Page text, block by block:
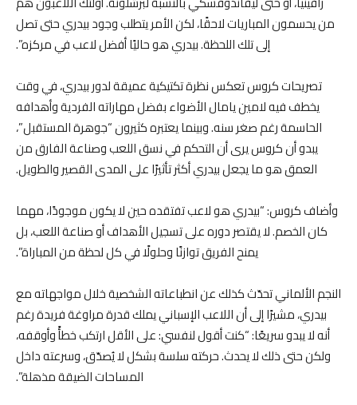
من يحسمون المباريات لاحقًا، لكن الأمر يتطلب وجود بيدري حتى تصل
إلى تلك اللحظة. بيدري هو حاليًا أفضل لاعب في مركزه”.
تصريحات كروس تعكس نظرة تكتيكية عميقة لدور بيدري، في وقت
يخطف فيه لامين يامال الأضواء بفضل مهاراته الفردية وأهدافه
الحاسمة رغم صغر سنه. وبينما يعتبره كثيرون “جوهرة المستقبل”،
يبدو أن كروس يرى أن التحكم في نسق اللعب وصناعة الفارق من
العمق هو ما يجعل بيدري أكثر تأثيرًا على المدى القصير والطويل.
وأضاف كروس: “بيدري هو لاعب تفتقده حين لا يكون موجودًا، مهما
كان الخصم. لا يقتصر دوره على تسجيل الأهداف أو صناعة اللعب، بل
يمنح الفريق توازنًا وحلولًا في كل لحظة من المباراة”.
النجم الألماني تحدّث كذلك عن انطباعاته الشخصية خلال مواجهاته مع
بيدري، مشيرًا إلى أن اللاعب الإسباني يملك قدرة مراوغة فريدة رغم
أنه لا يبدو سريعًا: “كنت أقول لنفسي: على الأقل ارتكب خطأً وأوقفه،
ولكن حتى ذلك لا يحدث. حركته سلسة بشكل لا يُصدّق، وسرعته داخل
المساحات الضيقة مذهلة”.